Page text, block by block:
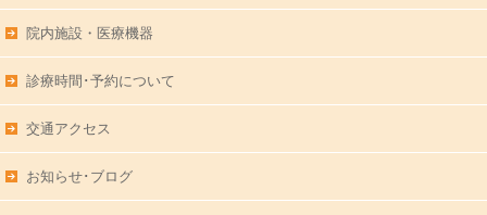
院内施設・医療機器
診療時間･予約について
交通アクセス
お知らせ･ブログ